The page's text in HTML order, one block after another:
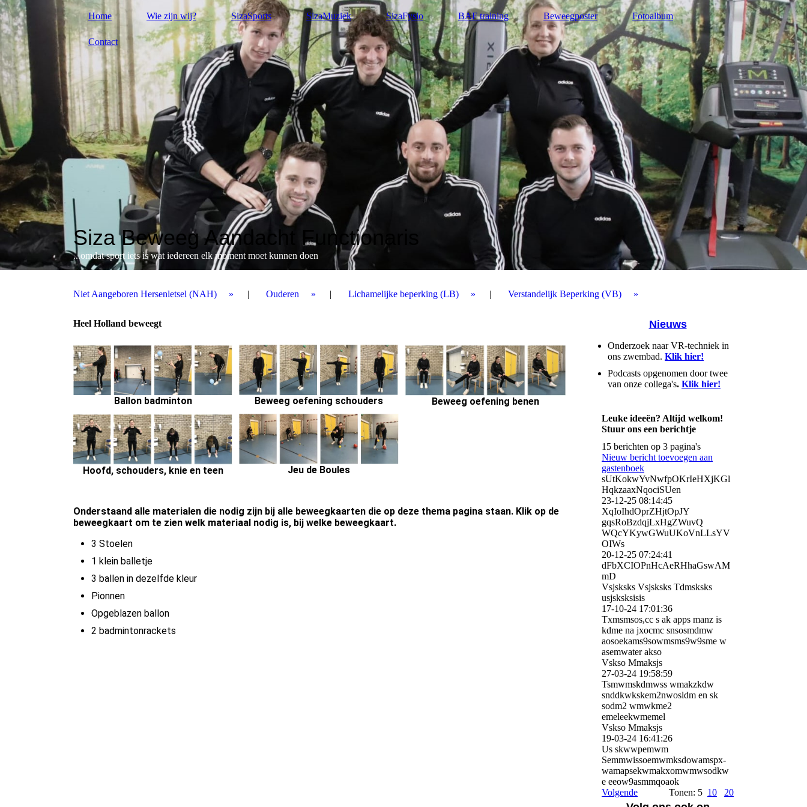
Home Wie zijn wij? SizaSports SizaMuziek SizaFysio BAF training Beweegposter Fotoalbum
Contact
Siza Beweeg Aandacht Functionaris
...omdat sport iets is wat iedereen elk moment moet kunnen doen
Niet Aangeboren Hersenletsel (NAH) Ouderen Lichamelijke beperking (LB) Verstandelijk Beperking (VB)
Heel Holland beweegt
Ballon badminton Beweeg oefening schouders Beweeg oefening benen
Hoofd, schouders, knie en teen Jeu de Boules
Onderstaand alle materialen die nodig zijn bij alle beweegkaarten die op deze thema pagina staan. Klik op de
beweegkaart om te zien welk materiaal nodig is, bij welke beweegkaart.
3 Stoelen
1 klein balletje
3 ballen in dezelfde kleur
Pionnen
Opgeblazen ballon
2 badmintonrackets
Nieuws
Onderzoek naar VR-techniek in
ons zwembad. Klik hier!
Podcasts opgenomen door twee
van onze collega's. Klik hier!
Leuke ideeën? Altijd welkom!
Stuur ons een berichtje
15 berichten op 3 pagina's
Nieuw bericht toevoegen aan
gastenboek
sUtKokwYvNwfpOKrIeHXjKGl
HqkzaaxNqociSUen
23-12-25 08:14:45
XqIoIhdOprZHjtOpJY
gqsRoBzdqjLxHgZWuvQ
WQcYKywGWuUKoVnLLsYV
OIWs
20-12-25 07:24:41
dFbXCIOPnHcAeRHhaGswAM
m­D
Vsjsksks Vsjsksks Tdmsksks
usjsksksisis
17-10-24 17:01:36
Txmsmsos,cc s ak apps manz is
kdme na jxocmc snsosmdmw
aosoekams9sowmsms9w9sme w
asemwater akso
Vskso Mmaksjs
27-03-24 19:58:59
Tsmwmskdmwss wmakzkdw
snddkwkskem2nwosldm en sk
sodm2 wmwkme2
emeleekwmemel
Vskso Mmaksjs
19-03-24 16:41:26
Us skwwpemwm
Semmwissoemwmksdowamspx­
wamapsekwmakxomwmwsodkw
e eeow9asmmqoaok
Volgende
Tonen: 5 10 20